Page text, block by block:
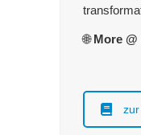
🌐More @